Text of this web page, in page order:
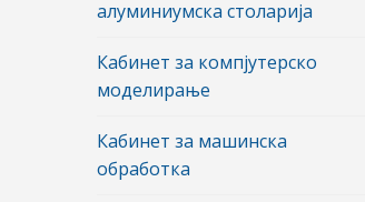
алуминиумска столарија
Кабинет за компјутерско
моделирање
Кабинет за машинска
обработка